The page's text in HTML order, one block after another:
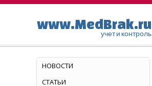
www.MedBrak.ru
учет и контроль
НОВОСТИ
СТАТЬИ